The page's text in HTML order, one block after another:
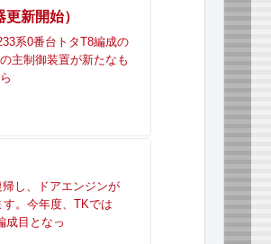
新開始）
系0番台トタT8編成の
主制御装置が新たなも
し、ドアエンジンが
。今年度、TKでは
成目となっ